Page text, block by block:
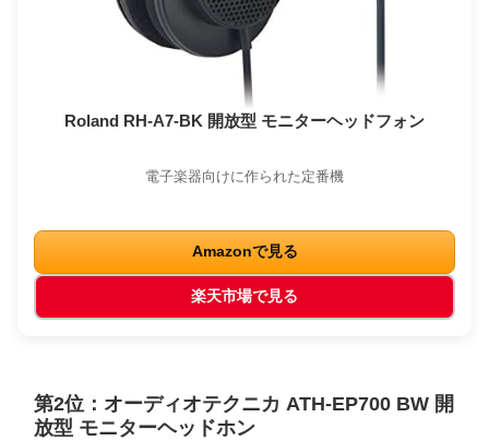
Roland RH-A7-BK 開放型 モニターヘッドフォン
電子楽器向けに作られた定番機
Amazonで見る
楽天市場で見る
第2位：オーディオテクニカ ATH-EP700 BW 開
放型 モニターヘッドホン